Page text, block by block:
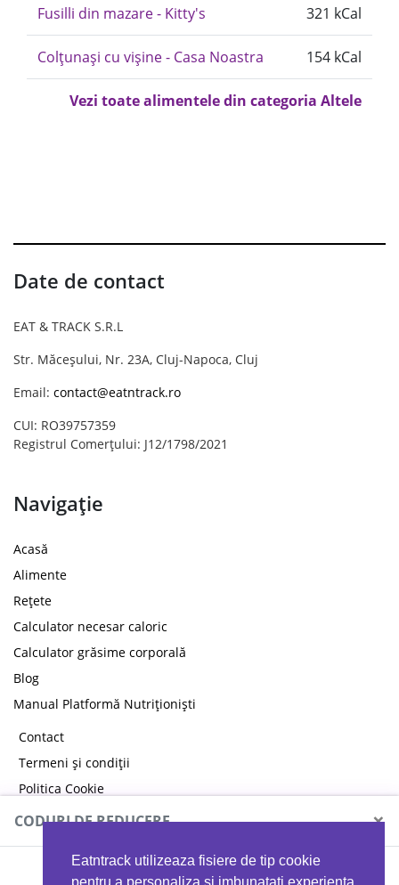
Eatntrack utilizeaza fisiere de tip cookie
Fusilli din mazare - Kitty's 321 kCal
Colțunași cu vișine - Casa Noastra 154 kCal
Vezi toate alimentele din categoria Altele
Date de contact
EAT & TRACK S.R.L
Str. Măceșului, Nr. 23A, Cluj-Napoca, Cluj
Email: contact@eatntrack.ro
CUI: RO39757359
Registrul Comerțului: J12/1798/2021
Navigație
Acasă
Alimente
Rețete
Calculator necesar caloric
Calculator grăsime corporală
Blog
Manual Platformă Nutriționiști
Contact
Termeni și condiții
Politica Cookie
Politica de confidențialitate
CODURI DE REDUCERE ×